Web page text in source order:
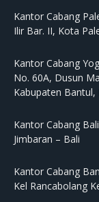
Kantor Cabang
Ilir Bar. II, Kota
Kantor Cabang
No. 60A, Dusun
Kabupaten
Kantor Cabang
Jimbaran – Bali
Kantor Cabang
Kel Rancabolang